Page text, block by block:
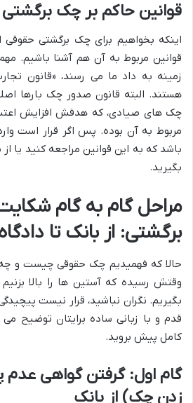
قوانین حاکم بر چک
اینکه بخواهیم برای چک برگشتی حقوقی
قوانین مربوط به آن هم آشنا باشیم.
زمینه به داد ما می رسند، «قانون
هستند. البته قانون صدور چک بارها
چک های صیادی، که هدفش افزایش
مربوط به آن بوده. پس اگر قرار است
باشد که به این قوانین مراجعه کنید
بگیرید.
مراحل گام به گام
برگشتی: از بانک تا
حالا که فهمیدیم چک حقوقی چیست و چه
وقتش رسیده که آستین ها را بالا
بگیریم. نگران نباشید، قرار نیست
قدم و با زبانی ساده برایتان توضیح می
کامل پیش بروید.
گام اول: گرفتن گواهی
زدن چک) از بانک